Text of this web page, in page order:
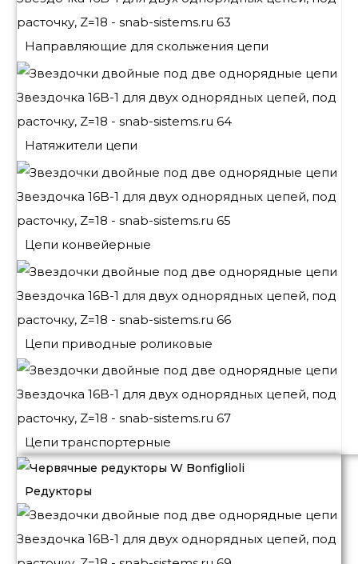
Направляющие для скольжения цепи
Натяжители цепи
Цепи конвейерные
Цепи приводные роликовые
Цепи транспортерные
Редукторы